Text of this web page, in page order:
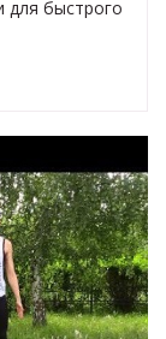
для быстрого